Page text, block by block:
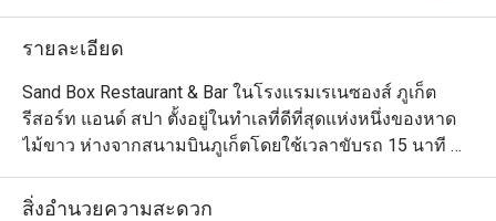
รายละเอียด
Sand Box Restaurant & Bar ในโรงแรมเรเนซองส์ ภูเก็ต
รีสอร์ท แอนด์ สปา ตั้งอยู่ในทำเลที่ดีที่สุดแห่งหนึ่งของหาด
ไม้ขาว ห่างจากสนามบินภูเก็ตโดยใช้เวลาขับรถ 15 นาที
เห็นได้ชัดว่าไม่ใช่แค่เพียงวิวทะเลเท่านั้นที่จะทำให้คุณต้อง
ตะลึง เมื่อรวมทุกอย่างเข้าด้วยกัน ไม่ว่าจะเป็นบรรยากาศ
สิ่งอำนวยความสะดวก